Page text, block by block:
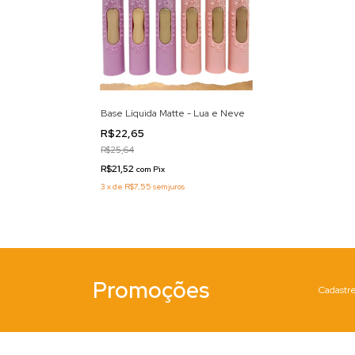
Base Líquida Matte - Lua e Neve
R$22,65
R$25,64
R$21,52 com Pix
3 xde R$7,55 sem juros
Promoções